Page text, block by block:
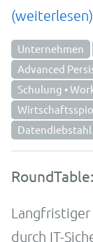
(weiterlesen)
Unternehmen
Advanced
Schulung •
Datendiebstahl
Lang­fristiger
durch IT-